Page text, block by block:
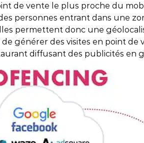
de vente le plus proche du
personnes entrant dans une
permettent donc une
générer des visites en point de
diffusant des publicités en